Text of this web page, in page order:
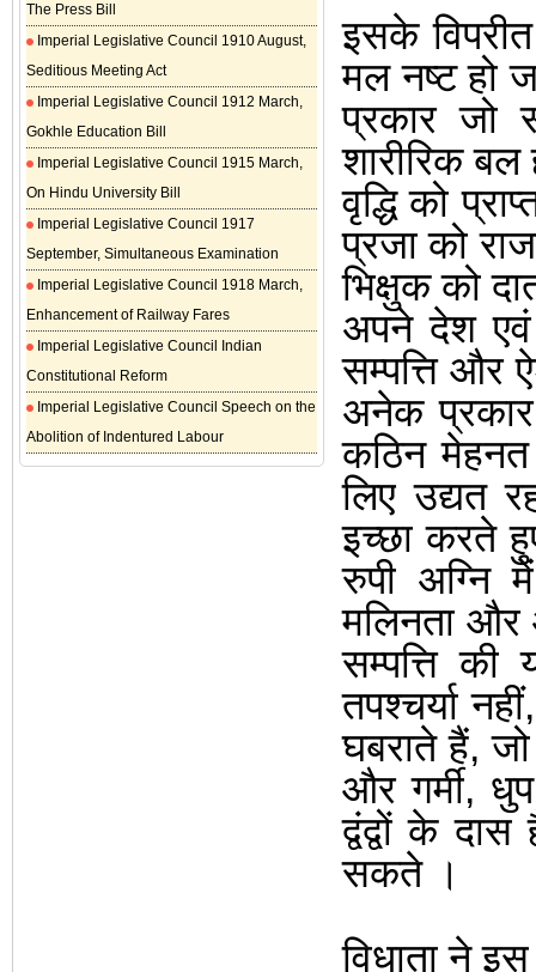
The Press Bill
Imperial Legislative Council 1910 August,
Seditious Meeting Act
Imperial Legislative Council 1912 March,
Gokhle Education Bill
Imperial Legislative Council 1915 March,
On Hindu University Bill
Imperial Legislative Council 1917
September, Simultaneous Examination
Imperial Legislative Council 1918 March,
Enhancement of Railway Fares
Imperial Legislative Council Indian
Constitutional Reform
Imperial Legislative Council Speech on the
Abolition of Indentured Labour
इसके
मल नष्ट हो
प्रकार जो
शारीरिक
वृद्धि को
प्रजा को
भिक्षुक को
अपने देश एवं
सम्पत्ति और
अनेक
कठिन
लिए उद्यत
इच्छा करते
रुपी अग्नि
मलिनता और
सम्पत्ति
तपश्चर्या नहीं
घबराते हैं,
और गर्मी,
द्वंद्वों के दास
सकते ।
विधाता ने